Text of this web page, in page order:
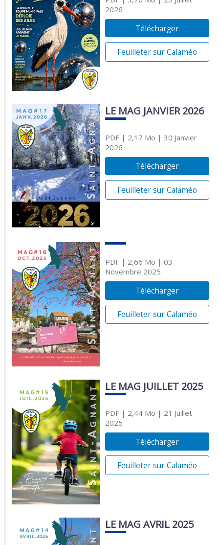
2026
Télécharger
Feuilleter sur Calaméo
LE MAG JANVIER 2026
PDF| 2,17 Mo | 30 Janvier
2026
Télécharger
Feuilleter sur Calaméo
PDF| 2,66 Mo | 03
Novembre 2025
Télécharger
Feuilleter sur Calaméo
LE MAG JUILLET 2025
PDF| 2,44 Mo | 21 Juillet
2025
Télécharger
Feuilleter sur Calaméo
LE MAG AVRIL 2025